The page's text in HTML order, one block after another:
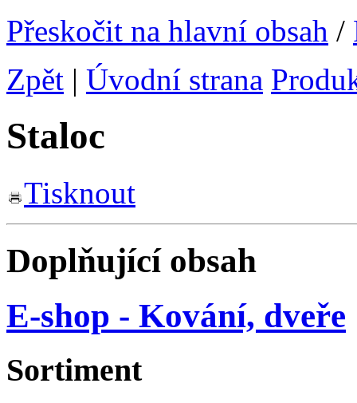
Přeskočit na hlavní obsah /
Zpět | Úvodní strana
Staloc
Tisknout
Doplňující obsah
E-shop - Kování, dveře
Sortiment